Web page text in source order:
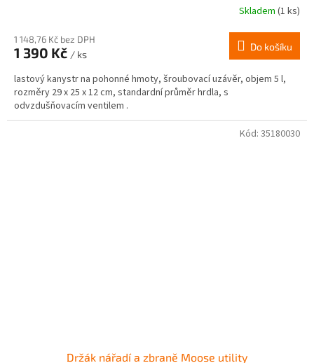
Skladem (1 ks)
1 148,76 Kč bez DPH
1 390 Kč / ks
Do košíku
lastový kanystr na pohonné hmoty, šroubovací uzávěr, objem 5 l,
rozměry 29 x 25 x 12 cm, standardní průměr hrdla, s
odvzdušňovacím ventilem .
Držák nářadí a zbraně Moose utility
Kód: 35180030